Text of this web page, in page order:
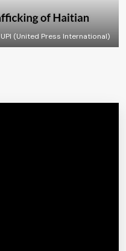
UPI (United Press International)